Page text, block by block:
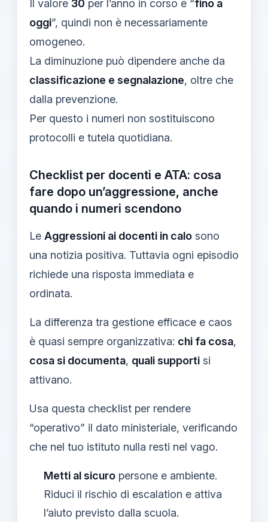
Il valore 30 per l’anno in corso è “fino a
oggi”, quindi non è necessariamente
omogeneo.
La diminuzione può dipendere anche da
classificazione e segnalazione, oltre che
dalla prevenzione.
Per questo i numeri non sostituiscono
protocolli e tutela quotidiana.
Checklist per docenti e ATA: cosa
fare dopo un’aggressione, anche
quando i numeri scendono
Le Aggressioni ai docenti in calo sono
una notizia positiva. Tuttavia ogni episodio
richiede una risposta immediata e
ordinata.
La differenza tra gestione efficace e caos
è quasi sempre organizzativa: chi fa cosa,
cosa si documenta, quali supporti si
attivano.
Usa questa checklist per rendere
“operativo” il dato ministeriale, verificando
che nel tuo istituto nulla resti nel vago.
Metti al sicuro persone e ambiente.
Riduci il rischio di escalation e attiva
l’aiuto previsto dalla scuola.